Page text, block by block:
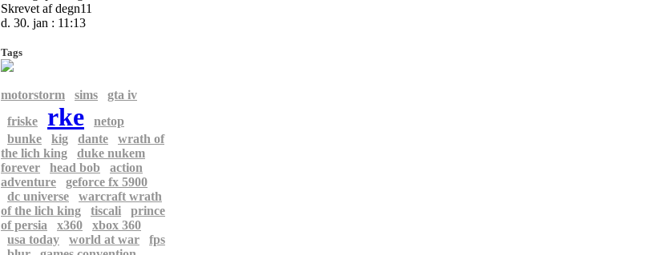
Skrevet af degn11
d. 30. jan : 11:13
Tags
motorstorm sims
gta iv
friske
rke
netop
bunke
kig dante
wrath of
the lich king
duke nukem
forever
head bob
action
adventure
geforce fx 5900
dc universe
warcraft wrath
of the lich king
tiscali
prince
of persia
x360
xbox 360
usa today
world at war
fps